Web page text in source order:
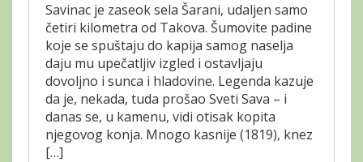
Savinac je zaseok sela Šarani, udaljen samo
četiri kilometra od Takova. Šumovite padine
koje se spuštaju do kapija samog naselja
daju mu upečatljiv izgled i ostavljaju
dovoljno i sunca i hladovine. Legenda kazuje
da je, nekada, tuda prošao Sveti Sava – i
danas se, u kamenu, vidi otisak kopita
njegovog konja. Mnogo kasnije (1819), knez
[…]